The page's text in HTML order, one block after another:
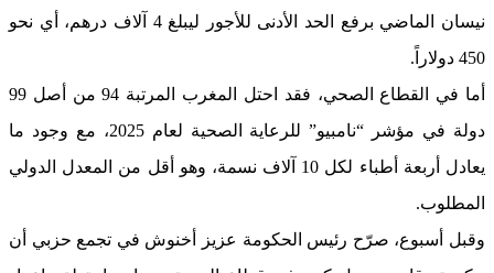
نيسان الماضي برفع الحد الأدنى للأجور ليبلغ 4 آلاف درهم، أي نحو
450 دولاراً.
أما في القطاع الصحي، فقد احتل المغرب المرتبة 94 من أصل 99
دولة في مؤشر “نامبيو” للرعاية الصحية لعام 2025، مع وجود ما
يعادل أربعة أطباء لكل 10 آلاف نسمة، وهو أقل من المعدل الدولي
المطلوب.
وقبل أسبوع، صرّح رئيس الحكومة عزيز أخنوش في تجمع حزبي أن